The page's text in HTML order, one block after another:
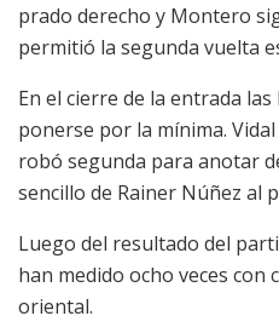
prado derecho y Montero
permitió la segunda vuelta
En el cierre de la entrada
ponerse por la mínima.
robó segunda para anotar
sencillo de Rainer Núñez al
Luego del resultado del
han medido ocho veces
oriental.